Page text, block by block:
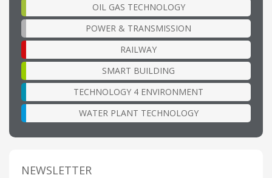
OIL GAS TECHNOLOGY
POWER & TRANSMISSION
RAILWAY
SMART BUILDING
TECHNOLOGY 4 ENVIRONMENT
WATER PLANT TECHNOLOGY
NEWSLETTER